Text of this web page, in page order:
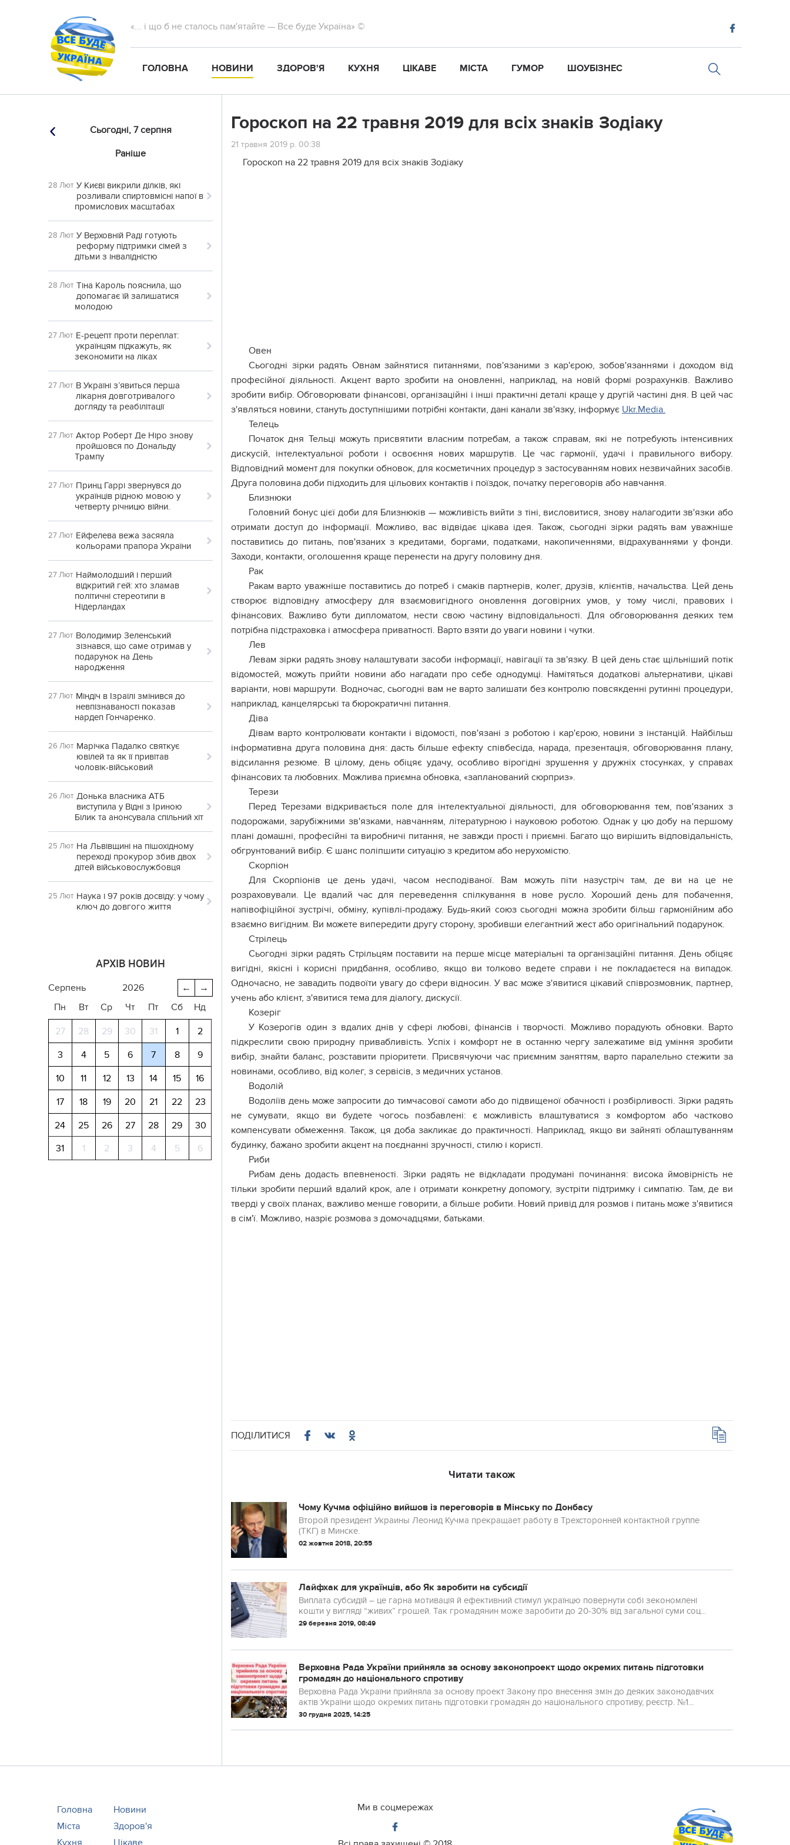
«... і що б не сталось пам'ятайте — Все буде Україна» ©
ГОЛОВНА НОВИНИ ЗДОРОВ'Я КУХНЯ ЦІКАВЕ МІСТА ГУМОР ШОУБІЗНЕС
Сьогодні, 7 серпня
Раніше
28 Лют У Києві викрили ділків, які
розливали спиртовмісні напої в
промислових масштабах
28 Лют У Верховній Раді готують
реформу підтримки сімей з
дітьми з інвалідністю
28 Лют Тіна Кароль пояснила, що
допомагає їй залишатися
молодою
27 Лют Е-рецепт проти переплат:
українцям підкажуть, як
зекономити на ліках
27 Лют В Україні з’явиться перша
лікарня довготривалого
догляду та реабілітації
27 Лют Актор Роберт Де Ніро знову
пройшовся по Дональду
Трампу
27 Лют Принц Гаррі звернувся до
українців рідною мовою у
четверту річницю війни.
27 Лют Ейфелева вежа засяяла
кольорами прапора України
27 Лют Наймолодший і перший
відкритий гей: хто зламав
політичні стереотипи в
Нідерландах
27 Лют Володимир Зеленський
зізнався, що саме отримав у
подарунок на День
народження
27 Лют Міндіч в Ізраїлі змінився до
невпізнаваності показав
нардеп Гончаренко.
26 Лют Марічка Падалко святкує
ювілей та як її привітав
чоловік-військовий
26 Лют Донька власника АТБ
виступила у Відні з Іриною
Білик та анонсувала спільний хіт
25 Лют На Львівщині на пішохідному
переході прокурор збив двох
дітей військовослужбовця
25 Лют Наука і 97 років досвіду: у чому
ключ до довгого життя
АРХІВ НОВИН
→
←
серпень
2026
Пн
Вт Ср Чт Пт Сб Нд
27 28 29 30 31 1
2
3
4 5 6 7 8
9
10
11 12 13 14 15
16
17
18 19 20 21 22
23
24
25 26 27 28 29
30
31
1 2 3 4 5 6
Гороскоп на 22 травня 2019 для всіх знаків Зодіаку
21 травня 2019 р. 00:38
Гороскоп на 22 травня 2019 для всіх знаків Зодіаку
Овен
Сьогодні зірки радять Овнам зайнятися питаннями, пов'язаними з кар'єрою, зобов'язаннями і доходом від
професійної діяльності. Акцент варто зробити на оновленні, наприклад, на новій формі розрахунків. Важливо
зробити вибір. Обговорювати фінансові, організаційні і інші практичні деталі краще у другій частині дня. В цей час
з'являться новини, стануть доступнішими потрібні контакти, дані канали зв'язку, інформує Ukr.Media.
Телець
Початок дня Тельці можуть присвятити власним потребам, а також справам, які не потребують інтенсивних
дискусій, інтелектуальної роботи і освоєння нових маршрутів. Це час гармонії, удачі і правильного вибору.
Відповідний момент для покупки обновок, для косметичних процедур з застосуванням нових незвичайних засобів.
Друга половина доби підходить для цільових контактів і поїздок, початку переговорів або навчання.
Близнюки
Головний бонус цієї доби для Близнюків — можливість вийти з тіні, висловитися, знову налагодити зв'язки або
отримати доступ до інформації. Можливо, вас відвідає цікава ідея. Також, сьогодні зірки радять вам уважніше
поставитись до питань, пов'язаних з кредитами, боргами, податками, накопиченнями, відрахуваннями у фонди.
Заходи, контакти, оголошення краще перенести на другу половину дня.
Рак
Ракам варто уважніше поставитись до потреб і смаків партнерів, колег, друзів, клієнтів, начальства. Цей день
створює відповідну атмосферу для взаємовигідного оновлення договірних умов, у тому числі, правових і
фінансових. Важливо бути дипломатом, нести свою частину відповідальності. Для обговорювання деяких тем
потрібна підстраховка і атмосфера приватності. Варто взяти до уваги новини і чутки.
Лев
Левам зірки радять знову налаштувати засоби інформації, навігації та зв'язку. В цей день стає щільніший потік
відомостей, можуть прийти новини або нагадати про себе однодумці. Намітяться додаткові альтернативи, цікаві
варіанти, нові маршрути. Водночас, сьогодні вам не варто залишати без контролю повсякденні рутинні процедури,
наприклад, канцелярські та бюрократичні питання.
Діва
Дівам варто контролювати контакти і відомості, пов'язані з роботою і кар'єрою, новини з інстанцій. Найбільш
інформативна друга половина дня: дасть більше ефекту співбесіда, нарада, презентація, обговорювання плану,
відсилання резюме. В цілому, день обіцяє удачу, особливо вірогідні зрушення у дружніх стосунках, у справах
фінансових та любовних. Можлива приємна обновка, «запланований сюрприз».
Терези
Перед Терезами відкривається поле для інтелектуальної діяльності, для обговорювання тем, пов'язаних з
подорожами, зарубіжними зв'язками, навчанням, літературною і науковою роботою. Однак у цю добу на першому
плані домашні, професійні та виробничі питання, не завжди прості і приємні. Багато що вирішить відповідальність,
обгрунтований вибір. Є шанс поліпшити ситуацію з кредитом або нерухомістю.
Скорпіон
Для Скорпіонів це день удачі, часом несподіваної. Вам можуть піти назустріч там, де ви на це не
розраховували. Це вдалий час для переведення спілкування в нове русло. Хороший день для побачення,
напівофіційної зустрічі, обміну, купівлі-продажу. Будь-який союз сьогодні можна зробити більш гармонійним або
взаємно вигідним. Ви можете випередити другу сторону, зробивши елегантний жест або оригінальний подарунок.
Стрілець
Сьогодні зірки радять Стрільцям поставити на перше місце матеріальні та організаційні питання. День обіцяє
вигідні, якісні і корисні придбання, особливо, якщо ви толково ведете справи і не покладаєтеся на випадок.
Одночасно, не завадить подвоїти увагу до сфери відносин. У вас може з'явитися цікавий співрозмовник, партнер,
учень або клієнт, з'явитися тема для діалогу, дискусії.
Козеріг
У Козерогів один з вдалих днів у сфері любові, фінансів і творчості. Можливо порадують обновки. Варто
підкреслити свою природну привабливість. Успіх і комфорт не в останню чергу залежатиме від уміння зробити
вибір, знайти баланс, розставити пріоритети. Присвячуючи час приємним заняттям, варто паралельно стежити за
новинами, особливо, від колег, з сервісів, з медичних установ.
Водолій
Водоліїв день може запросити до тимчасової самоти або до підвищеної обачності і розбірливості. Зірки радять
не сумувати, якщо ви будете чогось позбавлені: є можливість влаштуватися з комфортом або частково
компенсувати обмеження. Також, ця доба закликає до практичності. Наприклад, якщо ви зайняті облаштуванням
будинку, бажано зробити акцент на поєднанні зручності, стилю і користі.
Риби
Рибам день додасть впевненості. Зірки радять не відкладати продумані починання: висока ймовірність не
тільки зробити перший вдалий крок, але і отримати конкретну допомогу, зустріти підтримку і симпатію. Там, де ви
тверді у своїх планах, важливо менше говорити, а більше робити. Новий привід для розмов і питань може з'явитися
в сім'ї. Можливо, назріє розмова з домочадцями, батьками.
ПОДІЛИТИСЯ
Читати також
Чому Кучма офіційно вийшов із переговорів в Мінську по Донбасу
Второй президент Украины Леонид Кучма прекращает работу в Трехсторонней контактной группе
(ТКГ) в Минске.
02 жовтня 2018, 20:55
Лайфхак для українців, або Як заробити на субсидії
Виплата субсидій – це гарна мотивація й ефективний стимул українцю повернути собі зекономлені
кошти у вигляді “живих” грошей. Так громадянин може заробити до 20-30% від загальної суми соц...
29 березня 2019, 08:49
Верховна Рада України прийняла за основу законопроект щодо окремих питань підготовки
громадян до національного спротиву
Верховна Рада України прийняла за основу проект Закону про внесення змін до деяких законодавчих
актів України щодо окремих питань підготовки громадян до національного спротиву, реєстр. №1...
30 грудня 2025, 14:25
Головна
Новини
Міста
Здоров'я
Кухня
Цікаве
Ми в соцмережах